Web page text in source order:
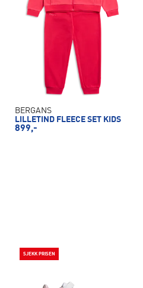
BERGANS
LILLETIND FLEECE SET KIDS
899,-
SJEKK PRISEN